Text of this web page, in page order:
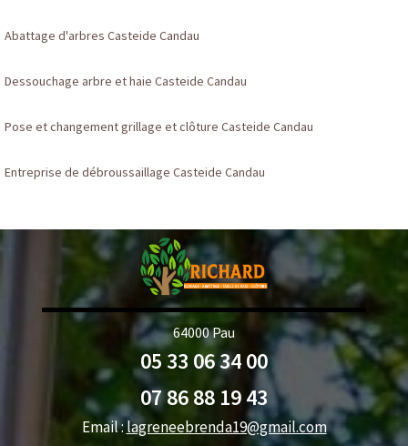
Abattage d'arbres Casteide Candau
Dessouchage arbre et haie Casteide Candau
Pose et changement grillage et clôture Casteide Candau
Entreprise de débroussaillage Casteide Candau
64000 Pau
05 33 06 34 00
07 86 88 19 43
Email :lagreneebrenda19@gmail.com